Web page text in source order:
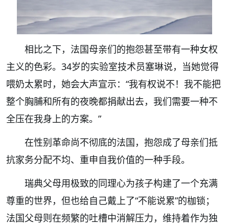
相比之下，法国母亲们的抱怨甚至带有一种女权
主义的色彩。34岁的实验室技术员塞琳说，当她觉得
喂奶太累时，她会大声宣示：“我有权说不！我不能把
整个胸脯和所有的夜晚都捐献出去，我们需要一种不
全压在我身上的方案。”
在性别革命尚不彻底的法国，抱怨成了母亲们抵
抗家务分配不均、重申自我价值的一种手段。
瑞典父母用极致的同理心为孩子构建了一个充满
尊重的世界，但也给自己戴上了“不能说累”的枷锁；
法国父母则在频繁的吐槽中消解压力，维持着作为独